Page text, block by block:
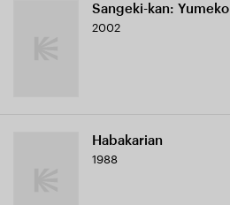
Sangeki-kan: Yumeko
2002
Habakarian
1988